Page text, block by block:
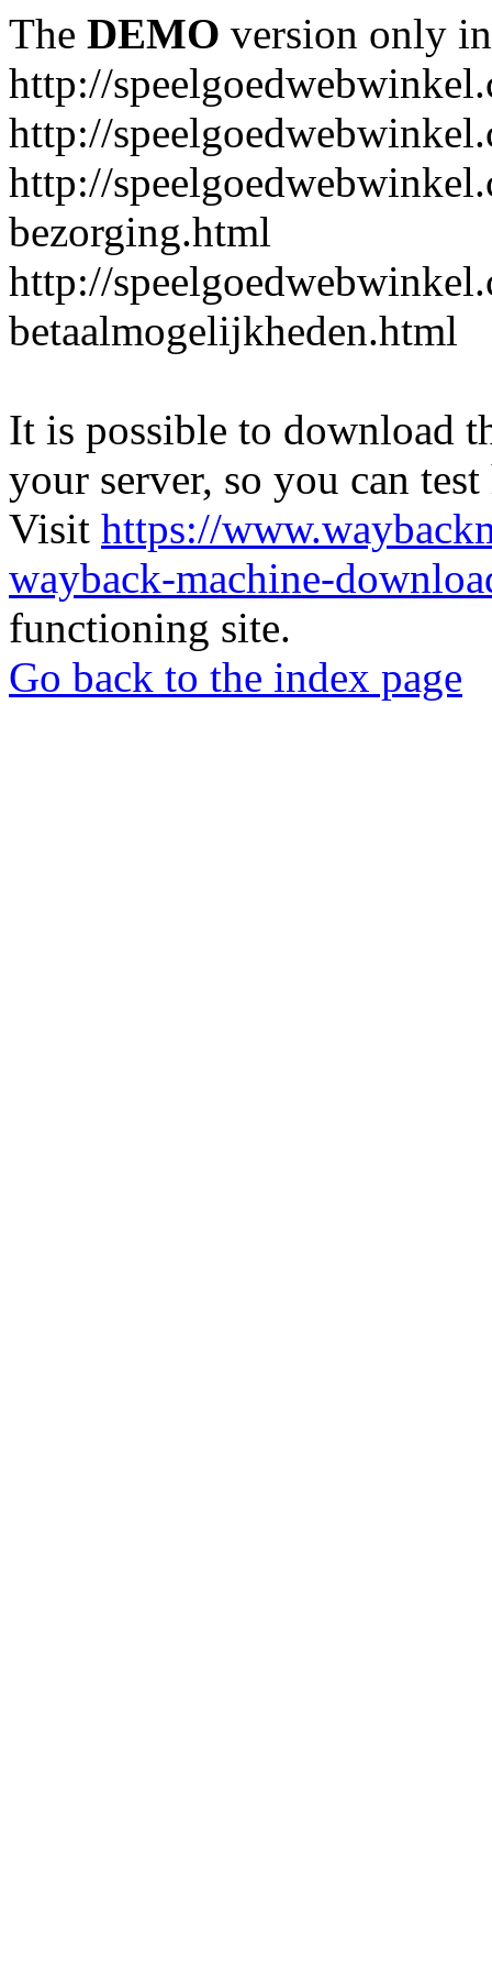
The DEMO version only
http://
http://
http://
bezorging.html
http://
betaalmogelijkheden.html
It is possible to download
your server, so you can
Visit https://
wayback-machine-
functioning site.
Go back to the index page